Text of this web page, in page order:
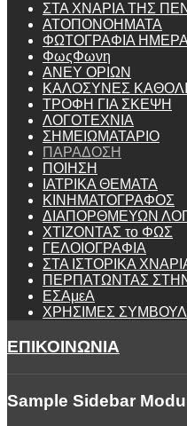
ΣΤΑ ΧΝΑΡΙΑ ΤΗΣ
ΑΤΟΠΟΝΟΗΜΑΤΑ
ΦΩΤΟΓΡΑΦΙΑ
ΦωςΦωνη
ANEY ΟΡΙΩΝ
ΚΑΛΟΣΥΝΕΣ
ΤΡΟΦΗ ΓΙΑ ΣΚΕΨΗ
ΛΟΓΟΤΕΧΝΙΑ
ΣΗΜΕΙΩΜΑΤΑΡΙΟ
ΠΑΡΑΔΟΣΗ
ΠΟΙΗΣΗ
ΙΑΤΡΙΚΑ ΘΕΜΑΤΑ
ΚΙΝΗΜΑΤΟΓΡΑΦΟΣ
ΔΙΑΠΟΡΘΜΕΥΩΝ
ΧΤΙΖΟΝΤΑΣ το ΦΩΣ
ΓΕΛΟΙΟΓΡΑΦΙΑ
ΣΤΑ ΙΣΤΟΡΙΚΑ
ΠΕΡΠΑΤΩΝΤΑΣ
ΕΣΑμεΑ
ΧΡΗΣΙΜΕΣ
ΕΠΙΚΟΙΝΩΝΙΑ
Sample Sidebar